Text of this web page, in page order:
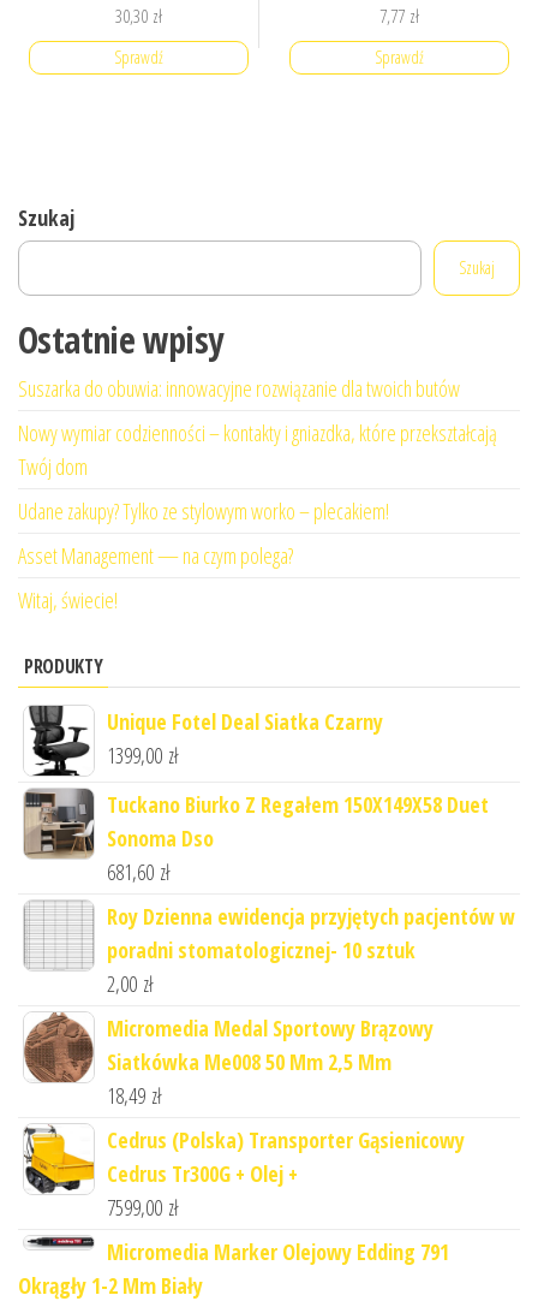
30,30 zł
Sprawdź
7,77 zł
Sprawdź
Szukaj
Szukaj
Ostatnie wpisy
Suszarka do obuwia: innowacyjne rozwiązanie dla twoich butów
Nowy wymiar codzienności – kontakty i gniazdka, które przekształcają
Twój dom
Udane zakupy? Tylko ze stylowym worko – plecakiem!
Asset Management — na czym polega?
Witaj, świecie!
PRODUKTY
Unique Fotel Deal Siatka Czarny
1399,00 zł
Tuckano Biurko Z Regałem 150X149X58 Duet
Sonoma Dso
681,60 zł
Roy Dzienna ewidencja przyjętych pacjentów w
poradni stomatologicznej- 10 sztuk
2,00 zł
Micromedia Medal Sportowy Brązowy
Siatkówka Me008 50 Mm 2,5 Mm
18,49 zł
Cedrus (Polska) Transporter Gąsienicowy
Cedrus Tr300G + Olej +
7599,00 zł
Micromedia Marker Olejowy Edding 791
Okrągły 1-2 Mm Biały